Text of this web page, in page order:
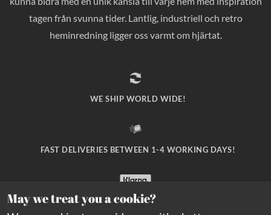
tagen från svunna tider. Lantlig, industriell och retro
heminredning ligger oss varmt om hjärtat.
WE SHIP WORLD WIDE!
FAST DELIVERIES BETWEEN 1-4 WORKING DAYS!
SAFE PAYMENT WITH KLARNA CHECKOUT!
May we treat you a cookie?